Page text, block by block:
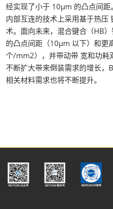
经实现了小于 10μm 的凸点间
内部互连的技术上采用基于热压
术。面向未来，混合键合（HB
的凸点间距（10μm 以下）和更
个/mm2），并带动带 宽和功耗
不断扩大带来倒装需求的增长，
相关材料需求也将不断提升。